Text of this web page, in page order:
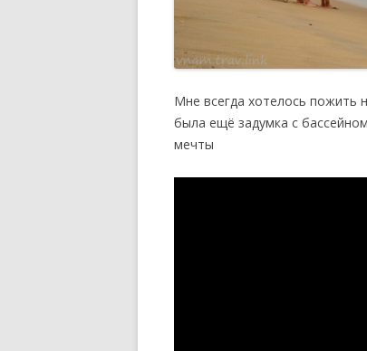
Мне всегда хотелось пожить
была ещё задумка с
мечты